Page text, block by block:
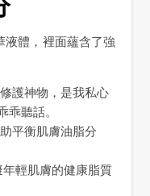
液體，裡面蘊含了強
護神物，是我私心
聽話。
平衡肌膚油脂分
年輕肌膚的健康脂質